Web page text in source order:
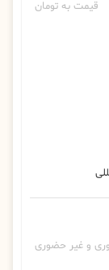
قیمت به تومان
و غیر حضوری